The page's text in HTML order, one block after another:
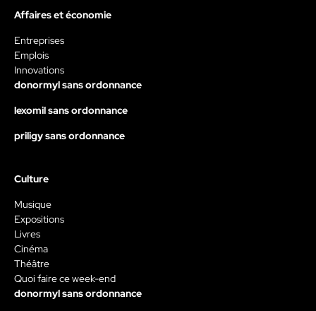
Affaires et économie
Entreprises
Emplois
Innovations
donormyl sans ordonnance
lexomil sans ordonnance
priligy sans ordonnance
Culture
Musique
Expositions
Livres
Cinéma
Théâtre
Quoi faire ce week-end
donormyl sans ordonnance